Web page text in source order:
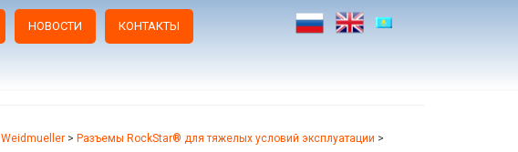
НОВОСТИ КОНТАКТЫ
Weidmueller > Разъемы RockStar® для тяжелых условий эксплуатации >